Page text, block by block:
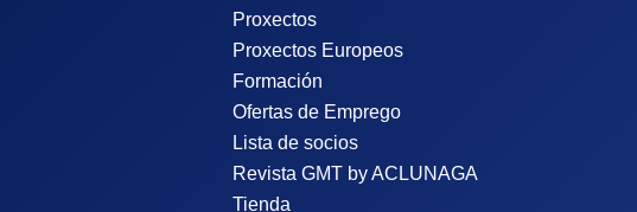
Proxectos
Proxectos Europeos
Formación
Ofertas de Emprego
Lista de socios
Revista GMT by ACLUNAGA
Tienda